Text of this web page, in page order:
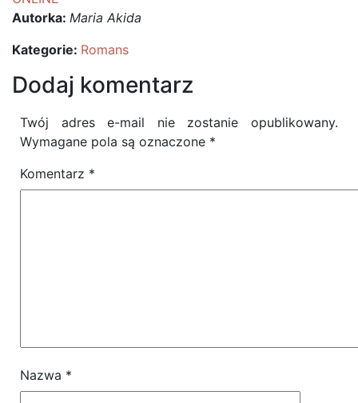
Autorka: Maria Akida
Kategorie: Romans
Dodaj komentarz
Twój adres e-mail nie zostanie opublikowany.
Wymagane pola są oznaczone *
Komentarz *
Nazwa *